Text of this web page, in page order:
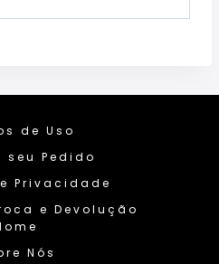
de Uso
seu Pedido
Privacidade
e Devolução
Nós